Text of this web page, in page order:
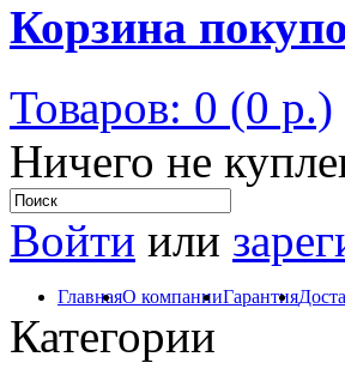
Корзина
Товаров: 0 (0 р.)
Ничего не
Войти или
ГлавнаяО компанииГарантия
Категории